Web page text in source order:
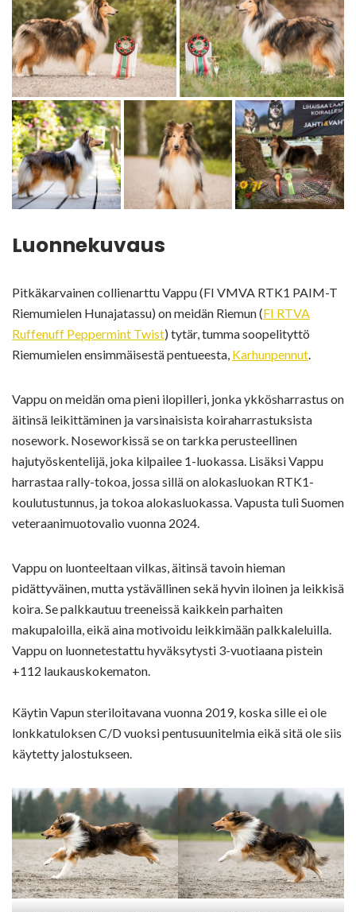
Luonnekuvaus
Pitkäkarvainen collienarttu Vappu (FI VMVA RTK1 PAIM-T
Riemumielen Hunajatassu) on meidän Riemun (FI RTVA
Ruffenuff Peppermint Twist) tytär, tumma soopelityttö
Riemumielen ensimmäisestä pentueesta, Karhunpennut.
Vappu on meidän oma pieni ilopilleri, jonka ykkösharrastus on
äitinsä leikittäminen ja varsinaisista koiraharrastuksista
nosework. Noseworkissä se on tarkka perusteellinen
hajutyöskentelijä, joka kilpailee 1-luokassa. Lisäksi Vappu
harrastaa rally-tokoa, jossa sillä on alokasluokan RTK1-
koulutustunnus, ja tokoa alokasluokassa. Vapusta tuli Suomen
veteraanimuotovalio vuonna 2024.
Vappu on luonteeltaan vilkas, äitinsä tavoin hieman
pidättyväinen, mutta ystävällinen sekä hyvin iloinen ja leikkisä
koira. Se palkkautuu treeneissä kaikkein parhaiten
makupaloilla, eikä aina motivoidu leikkimään palkkaleluilla.
Vappu on luonnetestattu hyväksytysti 3-vuotiaana pistein
+112 laukauskokematon.
Käytin Vapun steriloitavana vuonna 2019, koska sille ei ole
lonkkatuloksen C/D vuoksi pentusuunitelmia eikä sitä ole siis
käytetty jalostukseen.